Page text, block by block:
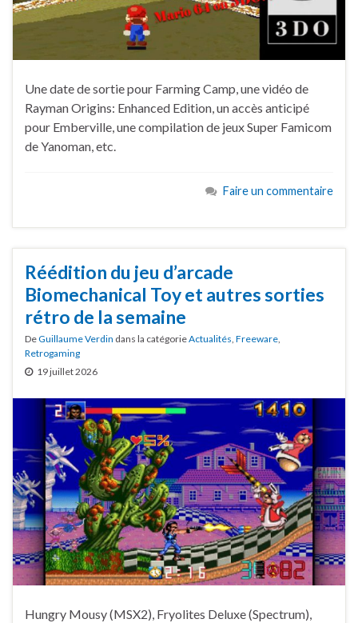
Une date de sortie pour Farming Camp, une vidéo de
Rayman Origins: Enhanced Edition, un accès anticipé
pour Emberville, une compilation de jeux Super Famicom
de Yanoman, etc.
Faire un commentaire
Réédition du jeu d’arcade
Biomechanical Toy et autres sorties
rétro de la semaine
DeGuillaume Verdin dans la catégorieActualités Freeware
Retrogaming
19 juillet 2026
Hungry Mousy (MSX2), Fryolites Deluxe (Spectrum),